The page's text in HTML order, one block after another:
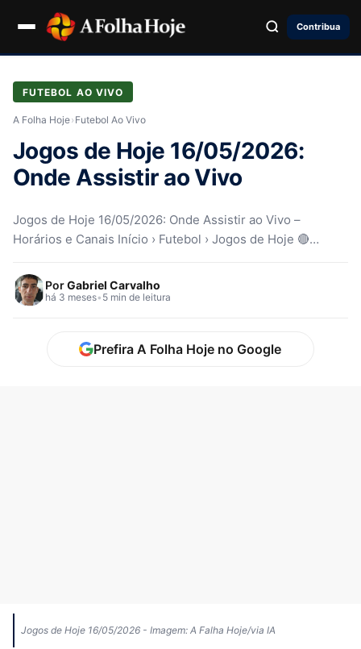
Contribua
FUTEBOL AO VIVO
A Folha Hoje› Futebol Ao Vivo
Jogos de Hoje 16/05/2026:
Onde Assistir ao Vivo
Jogos de Hoje 16/05/2026: Onde Assistir ao Vivo –
Horários e Canais Início › Futebol › Jogos de Hoje 🔴…
PorGabriel Carvalho
há 3 meses• 5 min de leitura
Prefira A Folha Hoje no Google
Jogos de Hoje 16/05/2026 - Imagem: A Falha Hoje/via IA